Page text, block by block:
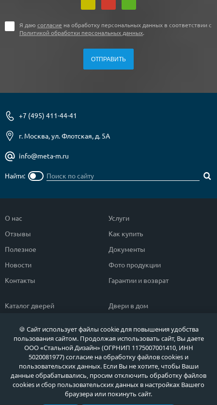
Я даю согласие на обработку персональных данных в соответствии с
Политикой обработки персональных данных.
+7 (495) 411-44-41
г. Москва, ул. Флотская, д. 5А
info@meta-m.ru
Найти:
О нас
Отзывы
Полезное
Новости
Контакты
Услуги
Как купить
Документы
Фото продукции
Гарантии и возврат
Каталог дверей
Популярные двери
Быстрый подбор двери
Двери класса ЭКОНОМ
Двери в дом
Двери в квартиру
Тамбурные двери
Противопожарные двери
🍪 Сайт использует файлы cookie для повышения удобства
пользования сайтом. Продолжая использовать сайт, Вы даете
ООО «Стальной Дизайн» (ОГРНИП 1175007001410, ИНН
5020081977) согласие на обработку файлов cookies и
пользовательских данных. Если Вы не хотите, чтобы Ваши
данные обрабатывались, просим отключить обработку файлов
cookies и сбор пользовательских данных в настройках Вашего
браузера или покинуть сайт.